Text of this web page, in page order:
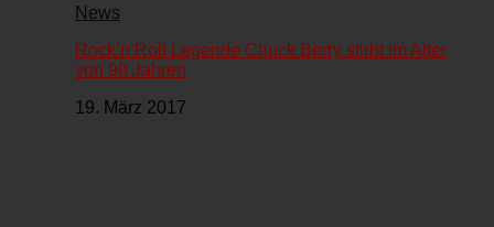
News
Rock’n’Roll Legende Chuck Berry stirbt im Alter
von 90 Jahren
19. März 2017